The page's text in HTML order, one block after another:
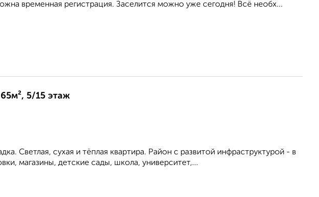
временная регистрация. Заселится можно уже сегодня! Всё необх...
5/15 этаж
Светлая, сухая и тёплая квартира. Район с развитой инфраструктурой - в
магазины, детские сады, школа, университет,...